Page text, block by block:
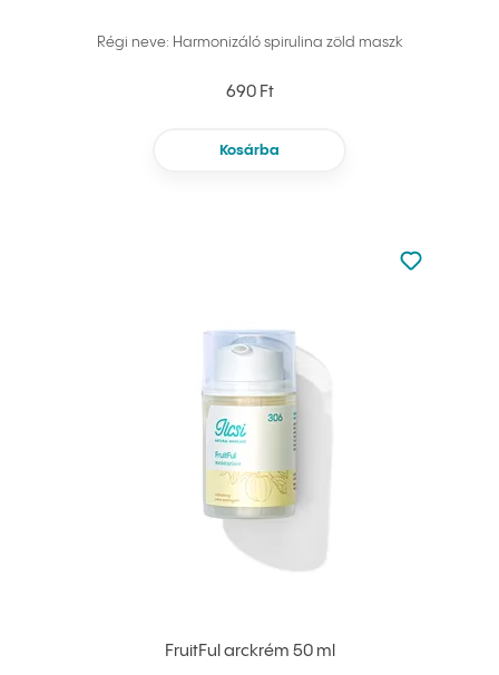
Régi neve: Harmonizáló spirulina zöld maszk
690 Ft
Kosárba
FruitFul arckrém 50 ml
Nincsen
Hozzáadás